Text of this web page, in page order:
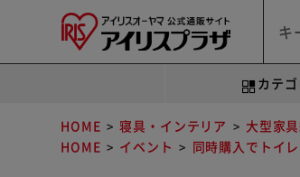
カテ
HOME 寝具・インテリア 大型家
HOME
イベント 同時購入でトイ